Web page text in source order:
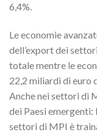
6,4%.
Le economie
dell’export dei
totale mentre le
22,2 miliardi di euro
Anche nei settori di
dei Paesi emergenti:
settori di MPI è